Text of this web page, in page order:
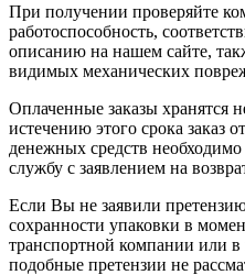
При получении проверяйте
работоспособность,
описанию на нашем сайте,
видимых механических
Оплаченные заказы хранятся
истечению этого срока заказ
денежных средств
службу с заявлением на
Если Вы не заявили
сохранности упаковки в
транспортной компании или
подобные претензии не